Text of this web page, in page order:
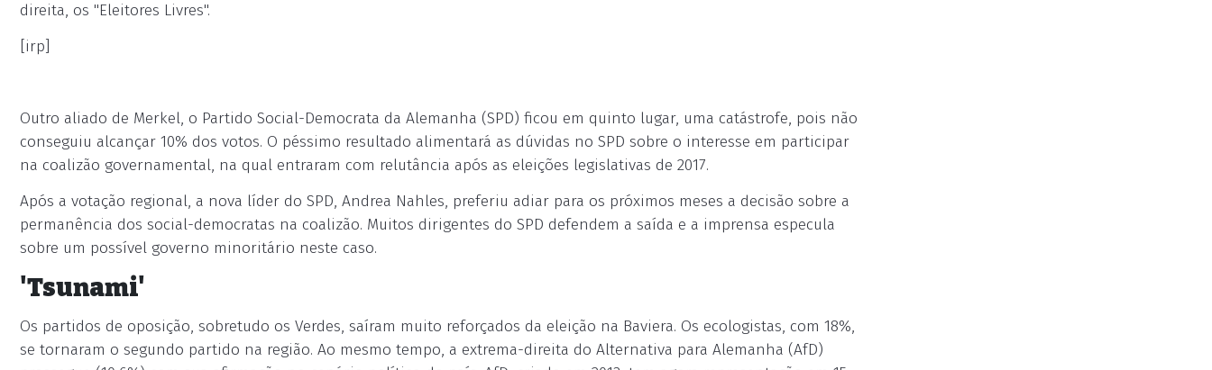
direita, os "Eleitores Livres".
[irp]
Outro aliado de Merkel, o Partido Social-Democrata da Alemanha (SPD) ficou em quinto lugar, uma catástrofe, pois não
conseguiu alcançar 10% dos votos. O péssimo resultado alimentará as dúvidas no SPD sobre o interesse em participar
na coalizão governamental, na qual entraram com relutância após as eleições legislativas de 2017.
Após a votação regional, a nova líder do SPD, Andrea Nahles, preferiu adiar para os próximos meses a decisão sobre a
permanência dos social-democratas na coalizão. Muitos dirigentes do SPD defendem a saída e a imprensa especula
sobre um possível governo minoritário neste caso.
'Tsunami'
Os partidos de oposição, sobretudo os Verdes, saíram muito reforçados da eleição na Baviera. Os ecologistas, com 18%,
se tornaram o segundo partido na região. Ao mesmo tempo, a extrema-direita do Alternativa para Alemanha (AfD)